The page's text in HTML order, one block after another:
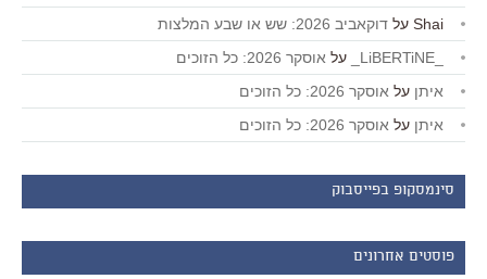
Shai על דוקאביב 2026: שש או שבע המלצות
על אוסקר 2026: כל הזוכים
איתן על אוסקר 2026: כל הזוכים
איתן על אוסקר 2026: כל הזוכים
סינמסקופ בפייסבוק
פוסטים אחרונים